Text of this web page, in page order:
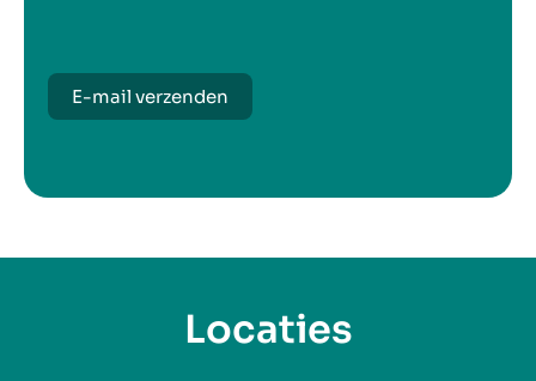
E-mail verzenden
Locaties